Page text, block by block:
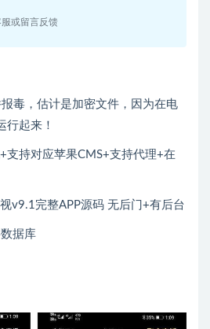
或留言反馈
毒，估计是加密文件，因为在电
行起来！
支持对应苹果CMS+支持代理+在
v9.1完整APP源码 无后门+有后台
据库